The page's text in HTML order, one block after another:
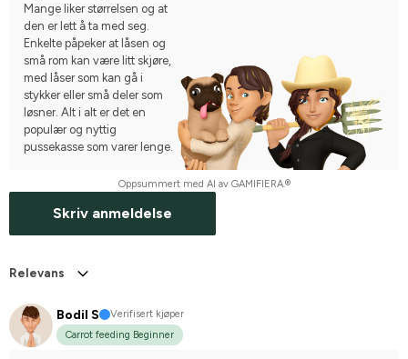
Mange liker størrelsen og at
den er lett å ta med seg.
Enkelte påpeker at låsen og
små rom kan være litt skjøre,
med låser som kan gå i
stykker eller små deler som
løsner. Alt i alt er det en
populær og nyttig
pussekasse som varer lenge.
Oppsummert med AI av GAMIFIERA.®
Skriv anmeldelse
Relevans
Bodil S
Verifisert kjøper
Carrot feeding Beginner